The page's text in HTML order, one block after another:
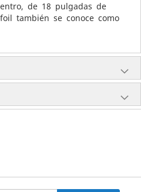
de 18 pulgadas de
también se conoce como